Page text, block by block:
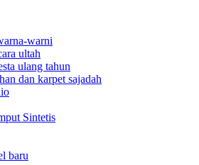
warni
ultah
ulang tahun
dan karpet sajadah
Sintetis
baru